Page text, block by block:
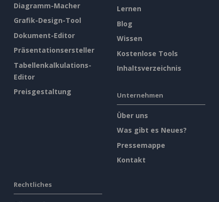
Diagramm-Macher
Grafik-Design-Tool
Dokument-Editor
Präsentationsersteller
Tabellenkalkulations-
Editor
Preisgestaltung
Lernen
Blog
Wissen
Kostenlose Tools
Inhaltsverzeichnis
Unternehmen
Über uns
Was gibt es Neues?
Pressemappe
Kontakt
Rechtliches